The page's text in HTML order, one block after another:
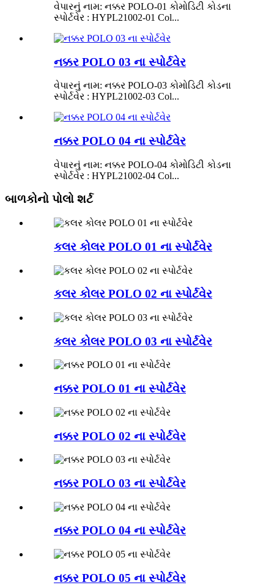
વેપારનું નામ: નક્કર POLO-01 કોમોડિટી કોડના
સ્પોર્ટવેર : HYPL21002-01 Col...
નક્કર POLO 03 ના સ્પોર્ટવેર
વેપારનું નામ: નક્કર POLO-03 કોમોડિટી કોડના
સ્પોર્ટવેર : HYPL21002-03 Col...
નક્કર POLO 04 ના સ્પોર્ટવેર
વેપારનું નામ: નક્કર POLO-04 કોમોડિટી કોડના
સ્પોર્ટવેર : HYPL21002-04 Col...
બાળકોનો પોલો શર્ટ
કલર કોલર POLO 01 ના સ્પોર્ટવેર
કલર કોલર POLO 02 ના સ્પોર્ટવેર
કલર કોલર POLO 03 ના સ્પોર્ટવેર
નક્કર POLO 01 ના સ્પોર્ટવેર
નક્કર POLO 02 ના સ્પોર્ટવેર
નક્કર POLO 03 ના સ્પોર્ટવેર
નક્કર POLO 04 ના સ્પોર્ટવેર
નક્કર POLO 05 ના સ્પોર્ટવેર